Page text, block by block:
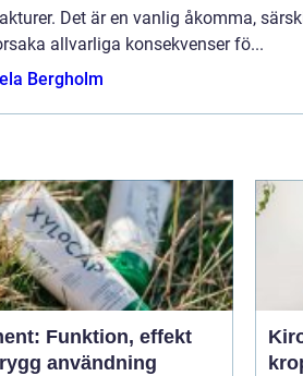
Det är en vanlig åkomma,
allvarliga konsekvenser fö...
Bergholm
Funktion, effekt
användning